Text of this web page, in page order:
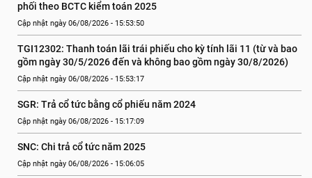
phối theo BCTC kiểm toán 2025
Cập nhật ngày 06/08/2026 - 15:53:50
TGI12302: Thanh toán lãi trái phiếu cho kỳ tính lãi 11 (từ và bao
gồm ngày 30/5/2026 đến và không bao gồm ngày 30/8/2026)
Cập nhật ngày 06/08/2026 - 15:53:17
SGR: Trả cổ tức bằng cổ phiếu năm 2024
Cập nhật ngày 06/08/2026 - 15:17:09
SNC: Chi trả cổ tức năm 2025
Cập nhật ngày 06/08/2026 - 15:06:05